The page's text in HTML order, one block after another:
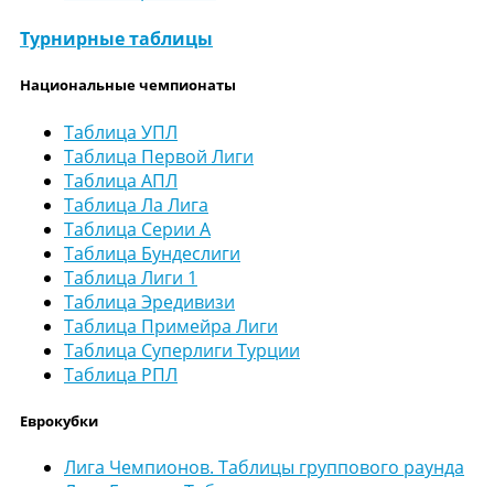
Турнирные таблицы
Национальные чемпионаты
Таблица УПЛ
Таблица Первой Лиги
Таблица АПЛ
Таблица Ла Лига
Таблица Серии А
Таблица Бундеслиги
Таблица Лиги 1
Таблица Эредивизи
Таблица Примейра Лиги
Таблица Суперлиги Турции
Таблица РПЛ
Еврокубки
Лига Чемпионов. Таблицы группового раунда